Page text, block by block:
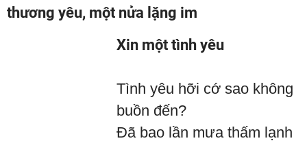
thương yêu, một nửa lặng im
Xin một tình yêu
Tình yêu hỡi cớ sao không
buồn đến?
Đã bao lần mưa thấm lạnh